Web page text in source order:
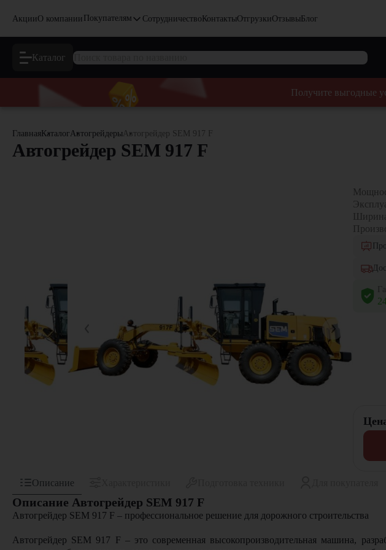
АкцииО компании Покупателям СотрудничествоКонтактыОтгрузкиОтзывыБлог
Каталог
Получите выгодные
Главная КаталогАвтогрейдерыАвтогрейдер SEM 917 F
Автогрейдер SEM 917 F
Описание
Описание Автогрейдер SEM 917 F
Автогрейдер SEM 917 F – профессиональное решение для дорожного строительства
Автогрейдер SEM 917 F – это современная высокопроизводительная машина,